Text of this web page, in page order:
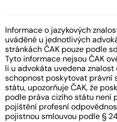
Informace o jazykových
uváděné u jednotlivých
stránkách ČAK pouze podle
Tyto informace nejsou ČAK
li u advokáta uvedena
schopnost poskytovat právní
státu, upozorňuje ČAK, že
podle práva cizího státu není
pojištění profesní
pojistnou smlouvou podle §